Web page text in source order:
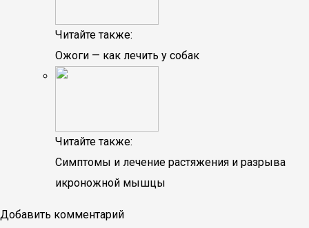
Читайте также:
Ожоги — как лечить у собак
Читайте также:
Симптомы и лечение растяжения и разрыва
икроножной мышцы
Добавить комментарий